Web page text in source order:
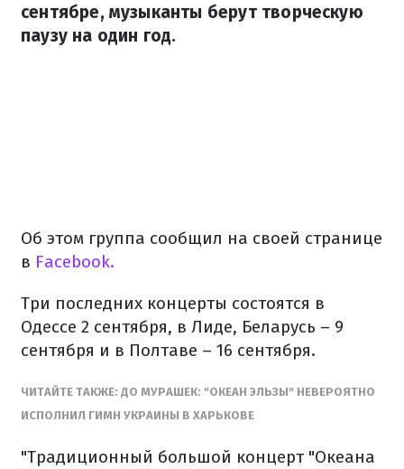
сентябре, музыканты берут творческую
паузу на один год.
Об этом группа сообщил на своей странице
в Facebook.
Три последних концерты состоятся в
Одессе 2 сентября, в Лиде, Беларусь – 9
сентября и в Полтаве – 16 сентября.
ЧИТАЙТЕ ТАКЖЕ: ДО МУРАШЕК: "ОКЕАН ЭЛЬЗЫ" НЕВЕРОЯТНО
ИСПОЛНИЛ ГИМН УКРАИНЫ В ХАРЬКОВЕ
"Традиционный большой концерт "Океана